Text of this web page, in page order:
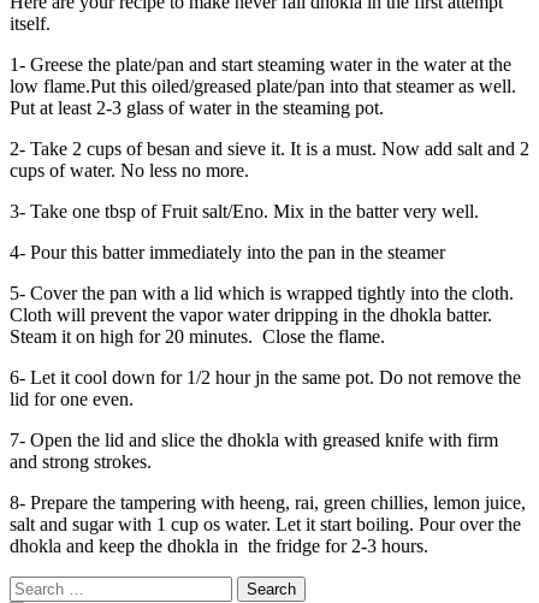
itself.
1- Greese the plate/pan and start steaming water in the water at the
low flame.Put this oiled/greased plate/pan into that steamer as well.
Put at least 2-3 glass of water in the steaming pot.
2- Take 2 cups of besan and sieve it. It is a must. Now add salt and 2
cups of water. No less no more.
3- Take one tbsp of Fruit salt/Eno. Mix in the batter very well.
4- Pour this batter immediately into the pan in the steamer
5- Cover the pan with a lid which is wrapped tightly into the cloth.
Cloth will prevent the vapor water dripping in the dhokla batter.
Steam it on high for 20 minutes. Close the flame.
6- Let it cool down for 1/2 hour jn the same pot. Do not remove the
lid for one even.
7- Open the lid and slice the dhokla with greased knife with firm
and strong strokes.
8- Prepare the tampering with heeng, rai, green chillies, lemon juice,
salt and sugar with 1 cup os water. Let it start boiling. Pour over the
dhokla and keep the dhokla in the fridge for 2-3 hours.
Search